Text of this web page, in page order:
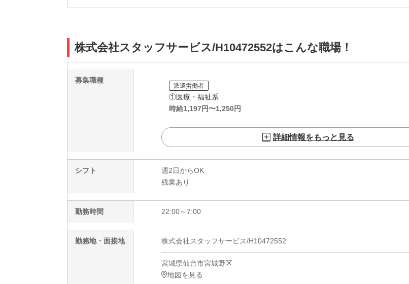
株式会社スタッフサービス/H10472552はこんな職場！
募集職種
派遣労働者
①医療・福祉系
時給1,197円〜1,250円
詳細情報をもっと見る
シフト
週2日からOK
残業あり
勤務時間 22:00～7:00
勤務地・面接地 株式会社スタッフサービス/H10472552
宮城県仙台市宮城野区
地図を見る